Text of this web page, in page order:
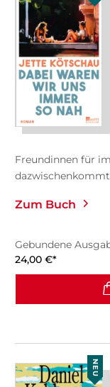
Freundinnen für
Zum Buch
Gebundene
24,00 €*
NEU